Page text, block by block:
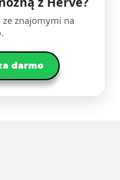
ze znajomymi na
darmo